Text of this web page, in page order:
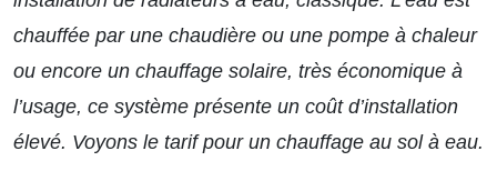
chauffée par une chaudière ou une pompe à chaleur
ou encore un chauffage solaire, très économique à
l’usage, ce système présente un coût d’installation
élevé. Voyons le tarif pour un chauffage au sol à eau.